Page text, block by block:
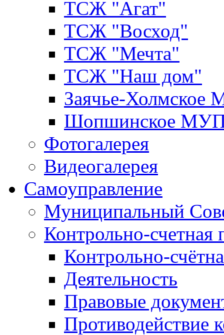
ТСЖ "Агат"
ТСЖ "Восход"
ТСЖ "Мечта"
ТСЖ "Наш дом"
Заячье-
Шопшинское
Фотогалерея
Видеогалерея
Самоуправление
Муниципальный
Контрольно-счетная
Контрольно-
Деятельность
Правовые
Противодействие